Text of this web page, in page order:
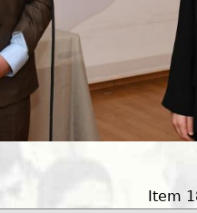
Item